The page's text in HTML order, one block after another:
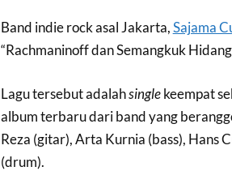
Band indie rock asal Jakarta,Sajama
“Rachmaninoff dan Semangkuk
Lagu tersebut adalahsinglekeempat
album terbaru dari band yang
Reza (gitar), Arta Kurnia (bass), Hans
(drum).